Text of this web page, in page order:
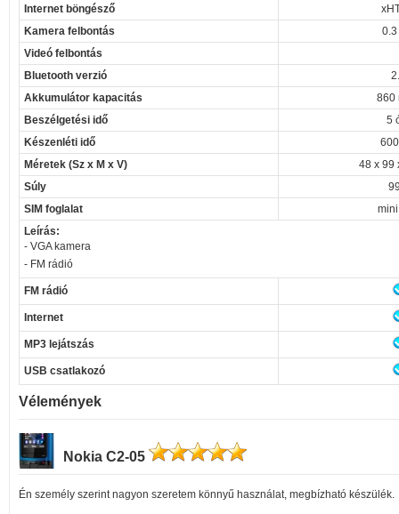
Internet böngésző
Kamera felbontás
0.3
Videó felbontás
Bluetooth verzió
Akkumulátor kapacitás
860
Beszélgetési idő
5
Készenléti idő
Méretek (Sz x M x V)
48 x 99
Súly
SIM foglalat
Leírás:
- VGA kamera
- FM rádió
FM rádió
Internet
MP3 lejátszás
USB csatlakozó
Vélemények
Nokia C2-05
Én személy szerint nagyon szeretem könnyű használat, megbízható készülék.